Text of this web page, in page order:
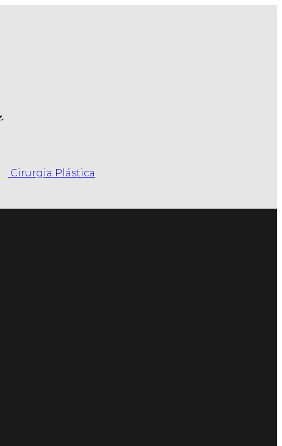
Cirurgia Plástica